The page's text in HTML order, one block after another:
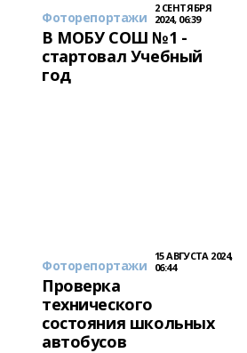
Фоторепортажи
2 СЕНТЯБРЯ
2024, 06:39
В МОБУ СОШ №1 -
стартовал Учебный
год
Фоторепортажи
15 АВГУСТА 2024,
06:44
Проверка
технического
состояния школьных
автобусов